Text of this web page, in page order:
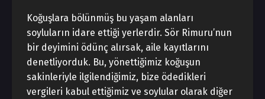
Koğuşlara bölünmüş bu yaşam alanları
soyluların idare ettiği yerlerdir. Sör Rimuru’nun
bir deyimini ödünç alırsak, aile kayıtlarını
denetliyorduk. Bu, yönettiğimiz koğuşun
sakinleriyle ilgilendiğimiz, bize ödedikleri
vergileri kabul ettiğimiz ve soylular olarak diğer